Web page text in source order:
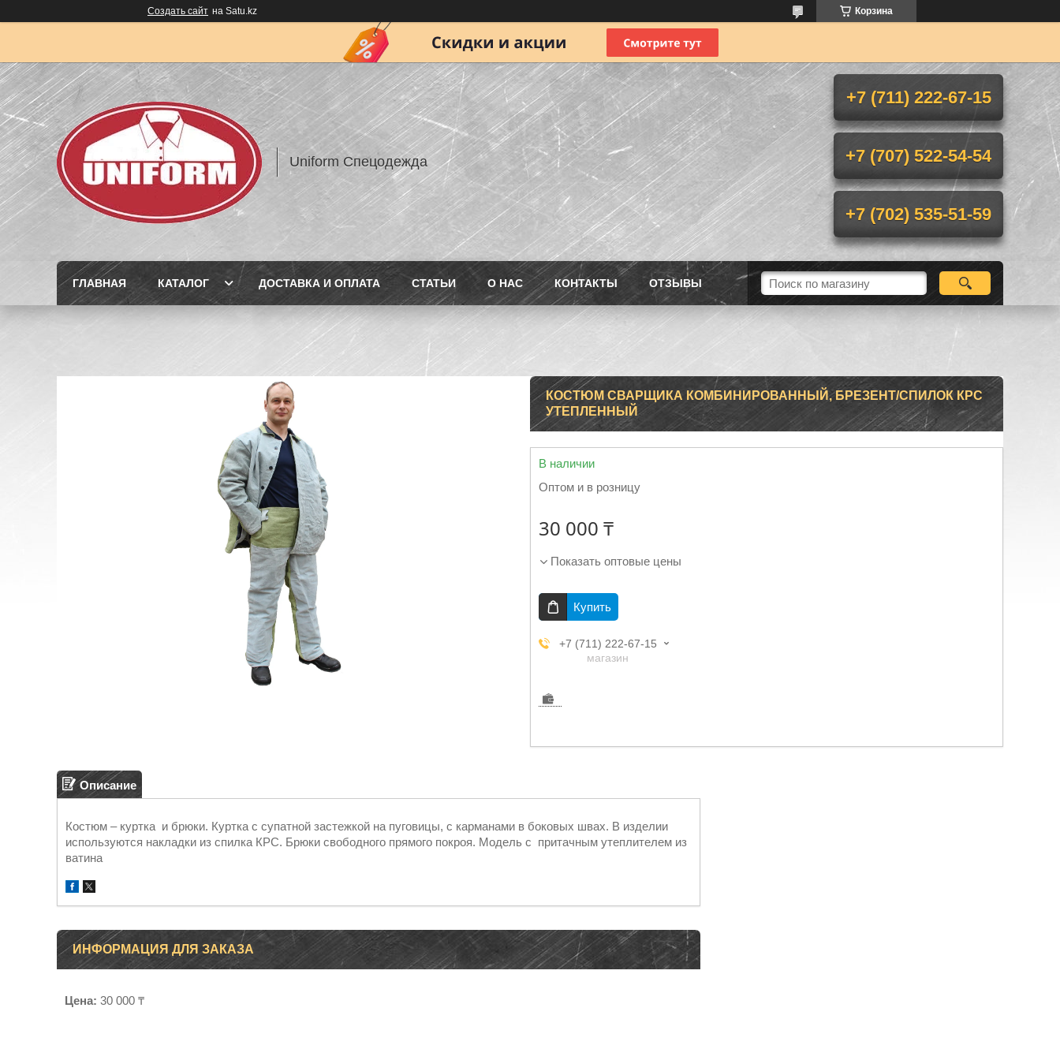
Создать сайт на Satu.kz Корзина
Uniform Спецодежда
+7 (711) 222-67-15
+7 (707) 522-54-54
+7 (702) 535-51-59
ГЛАВНАЯ КАТАЛОГ ДОСТАВКА И ОПЛАТА СТАТЬИ О НАС КОНТАКТЫ ОТЗЫВЫ
КОСТЮМ СВАРЩИКА КОМБИНИРОВАННЫЙ, БРЕЗЕНТ/СПИЛОК КРС
УТЕПЛЕННЫЙ
В наличии
Оптом и в розницу
30 000 ₸
Показать оптовые цены
Купить
+7 (711) 222-67-15
магазин
Описание
Костюм – куртка и брюки. Куртка с супатной застежкой на пуговицы, с карманами в боковых швах. В изделии
используются накладки из спилка КРС. Брюки свободного прямого покроя. Модель с притачным утеплителем из
ватина
ИНФОРМАЦИЯ ДЛЯ ЗАКАЗА
Цена: 30 000 ₸